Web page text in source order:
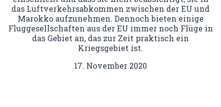
das Luftverkehrsabkommen zwischen der EU und
Marokko aufzunehmen. Dennoch bieten einige
Fluggesellschaften aus der EU immer noch Flüge in
das Gebiet an, das zur Zeit praktisch ein
Kriegsgebiet ist.
17. November 2020